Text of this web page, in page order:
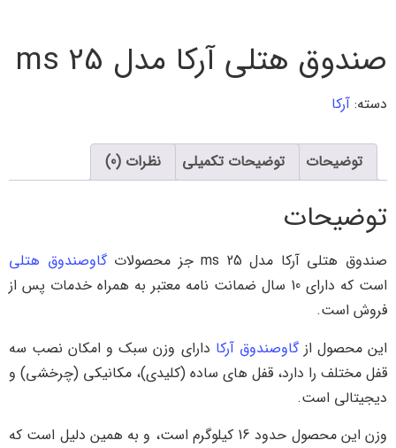
صندوق هتلی آرکا مدل ms 25
دسته: آرکا
توضیحات توضیحات تکمیلی نظرات (0)
توضیحات
صندوق هتلی آرکا مدل ms 25 جز محصولات
گاوصندوق هتلی
است که دارای 10 سال ضمانت نامه معتبر به همراه خدمات پس از
فروش است.
این محصول ازگاوصندوق آرکا دارای وزن سبک و امکان نصب سه
قفل مختلف را دارد، قفل های ساده (کلیدی)، مکانیکی (چرخشی) و
دیجیتالی است.
وزن این محصول حدود 16 کیلوگرم است، و به همین دلیل است که